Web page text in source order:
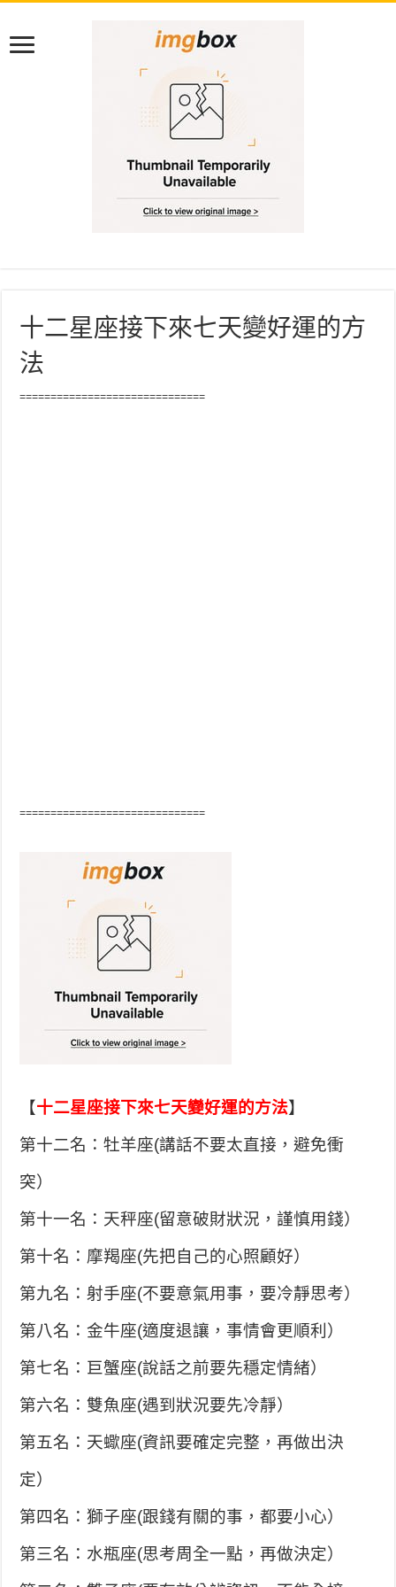
十二星座接下來七天變好運的方
法
==============================
==============================
【十二星座接下來七天變好運的方法】
第十二名：牡羊座(講話不要太直接，避免衝
突）
第十一名：天秤座(留意破財狀況，謹慎用錢）
第十名：摩羯座(先把自己的心照顧好）
第九名：射手座(不要意氣用事，要冷靜思考）
第八名：金牛座(適度退讓，事情會更順利）
第七名：巨蟹座(說話之前要先穩定情緒）
第六名：雙魚座(遇到狀況要先冷靜）
第五名：天蠍座(資訊要確定完整，再做出決
定）
第四名：獅子座(跟錢有關的事，都要小心）
第三名：水瓶座(思考周全一點，再做決定）